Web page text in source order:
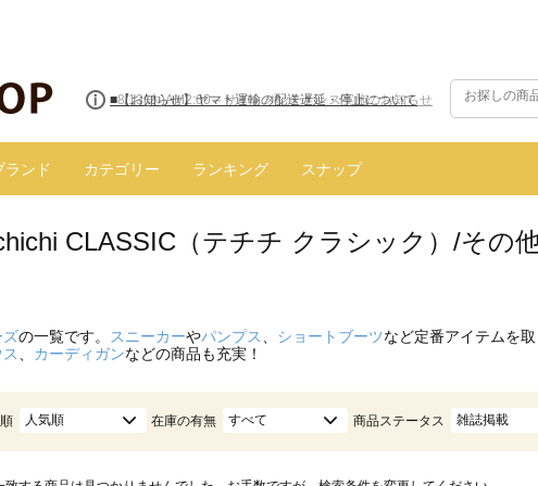
■8/13(木)AM2:00～サイトメンテナンス実施のお知らせ
ランド カテゴリー ランキング スナップ
CLASSIC（テチチ クラシック）/その
ズの一覧です。 スニーカーやパンプス ショートブーツなど定番アイテムを
カーディガンなどの商品も充実！
人気順 在庫の有無 すべて 商品ステータス 雑誌掲載